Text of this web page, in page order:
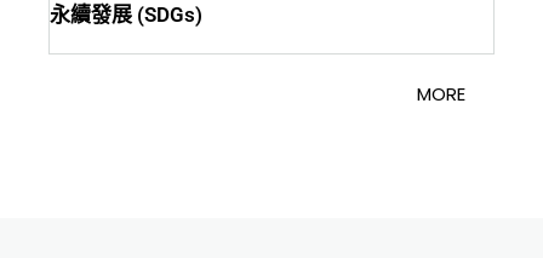
永續發展 (SDGs)
MORE